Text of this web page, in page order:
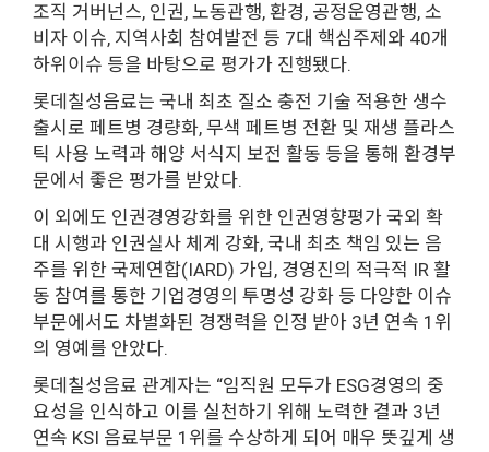
조직 거버넌스, 인권, 노동관행, 환경, 공정운영관행, 소
비자 이슈, 지역사회 참여발전 등 7대 핵심주제와 40개
하위이슈 등을 바탕으로 평가가 진행됐다.
롯데칠성음료는 국내 최초 질소 충전 기술 적용한 생수
출시로 페트병 경량화, 무색 페트병 전환 및 재생 플라스
틱 사용 노력과 해양 서식지 보전 활동 등을 통해 환경부
문에서 좋은 평가를 받았다.
이 외에도 인권경영강화를 위한 인권영향평가 국외 확
대 시행과 인권실사 체계 강화, 국내 최초 책임 있는 음
주를 위한 국제연합(IARD) 가입, 경영진의 적극적 IR 활
동 참여를 통한 기업경영의 투명성 강화 등 다양한 이슈
부문에서도 차별화된 경쟁력을 인정 받아 3년 연속 1위
의 영예를 안았다.
롯데칠성음료 관계자는 “임직원 모두가 ESG경영의 중
요성을 인식하고 이를 실천하기 위해 노력한 결과 3년
연속 KSI 음료부문 1위를 수상하게 되어 매우 뜻깊게 생